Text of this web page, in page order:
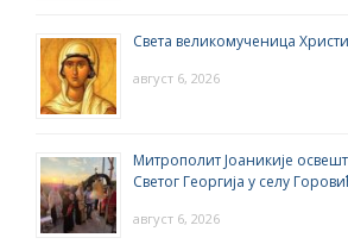
Света великомученица
август 6, 2026
Митрополит Јоаникије
Светог Георгија у селу
август 6, 2026